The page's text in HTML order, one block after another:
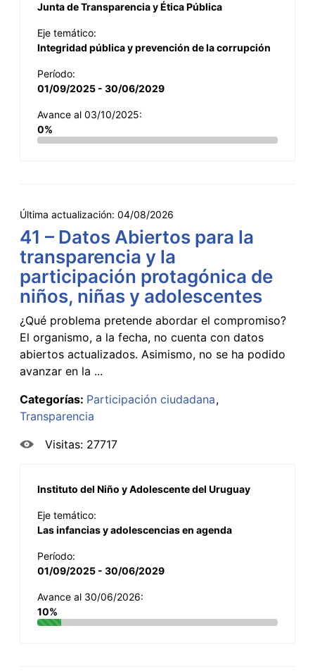
Junta de Transparencia y Ética Pública
Eje temático:
Integridad pública y prevención de la corrupción
Período:
01/09/2025 - 30/06/2029
Avance al 03/10/2025:
0%
Última actualización: 04/08/2026
41 – Datos Abiertos para la
transparencia y la
participación protagónica de
niños, niñas y adolescentes
¿Qué problema pretende abordar el compromiso?
El organismo, a la fecha, no cuenta con datos
abiertos actualizados. Asimismo, no se ha podido
avanzar en la ...
Categorías: Participación ciudadana
Transparencia
Visitas: 27717
Instituto del Niño y Adolescente del Uruguay
Eje temático:
Las infancias y adolescencias en agenda
Período:
01/09/2025 - 30/06/2029
Avance al 30/06/2026:
10%